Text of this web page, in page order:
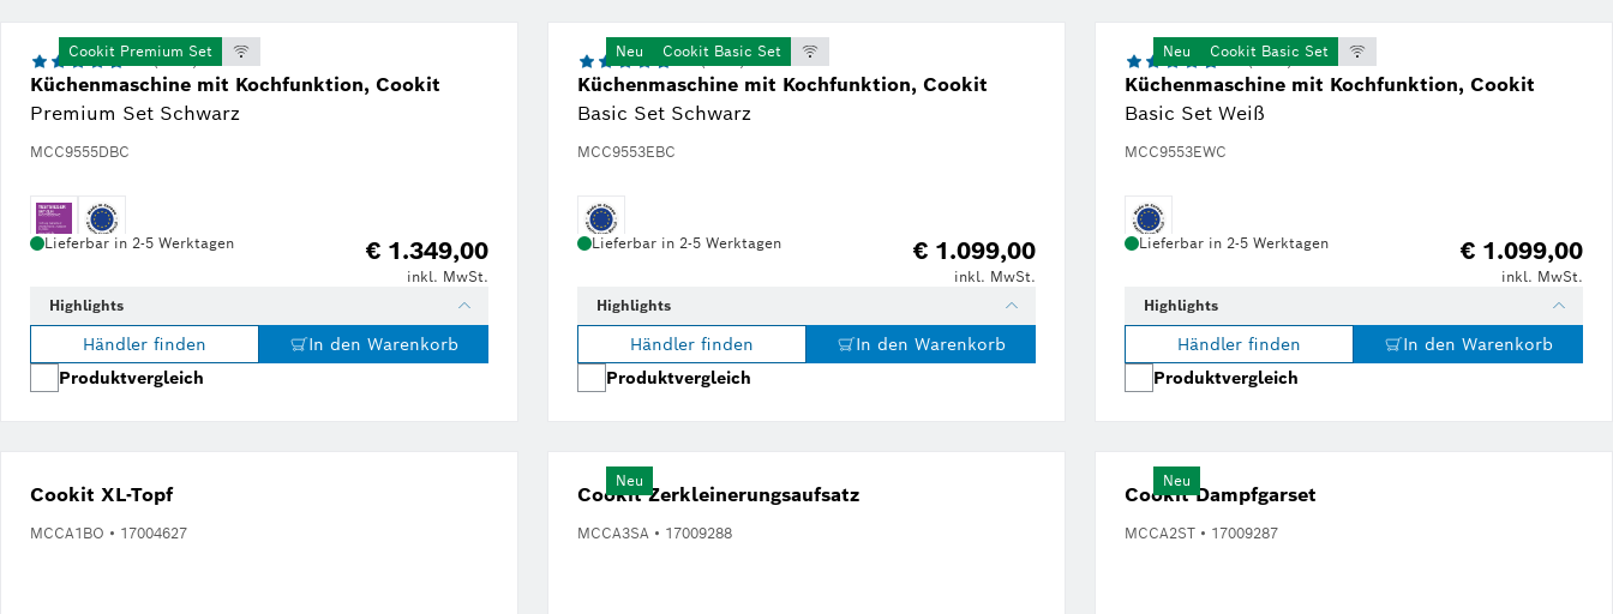
Küchenmaschine mit Kochfunktion, Cookit
Premium Set Schwarz
MCC9555DBC
4.7 (2585)
Cookit Premium Set
Lieferbar in 2-5 Werktagen € 1.349,00
inkl. MwSt.
Highlights
Händler finden
In den Warenkorb
Produktvergleich
Küchenmaschine mit Kochfunktion, Cookit
Basic Set Schwarz
MCC9553EBC
4.7 (2585)
Neu Cookit Basic Set
Lieferbar in 2-5 Werktagen € 1.099,00
inkl. MwSt.
Highlights
Händler finden
In den Warenkorb
Produktvergleich
Küchenmaschine mit Kochfunktion, Cookit
Basic Set Weiß
MCC9553EWC
4.7 (2585)
Neu Cookit Basic Set
Lieferbar in 2-5 Werktagen € 1.099,00
inkl. MwSt.
Highlights
Händler finden
In den Warenkorb
Produktvergleich
Cookit XL-Topf
MCCA1BO • 17004627
Cookit Zerkleinerungsaufsatz
MCCA3SA • 17009288
Neu
Cookit Dampfgarset
MCCA2ST • 17009287
Neu